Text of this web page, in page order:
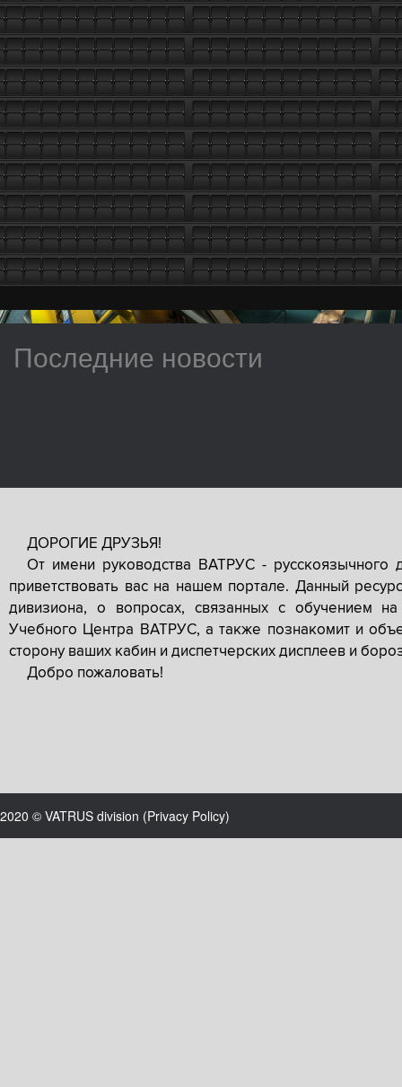
Последние новости
ДОРОГИЕ ДРУЗЬЯ!
От имени руководства ВАТРУС -
приветствовать вас на нашем портале. Данный
дивизиона, о вопросах, связанных с обучением
Учебного Центра ВАТРУС, а также познакомит и
сторону ваших кабин и диспетчерских дисплеев и
Добро пожаловать!
2020 © VATRUS division (Privacy Policy)